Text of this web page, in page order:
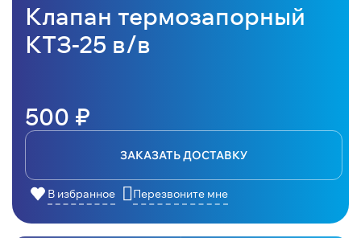
Клапан термозапорный
КТЗ-25 в/в
500 ₽
ЗАКАЗАТЬ ДОСТАВКУ
В избранное Перезвоните мне